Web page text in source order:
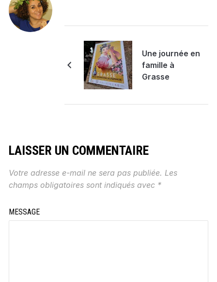
Une journée en
famille à
Grasse
LAISSER UN COMMENTAIRE
Votre adresse e-mail ne sera pas publiée. Les
champs obligatoires sont indiqués avec *
MESSAGE